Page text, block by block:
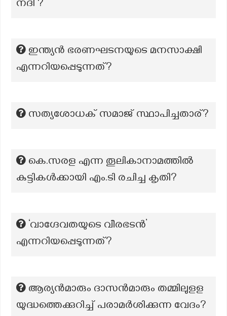
നദി ?
ഇന്ത്യൻ ഭരണഘടനയുടെ മനസാക്ഷി
എന്നറിയപ്പെടുന്നത്?
സത്യശോധക് സമാജ് സ്ഥാപിച്ചതാര്?
കെ.സരള എന്ന തൂലികാനാമത്തില്‍
കുട്ടികള്‍ക്കായി എം.ടി രചിച്ച കൃതി?
‘വാഗ്ദേവതയുടെ വീരഭടൻ’
എന്നറിയപ്പെടുന്നത്?
ആര്യൻമാരും ദാസൻമാരും തമ്മിലുളള
യുദ്ധത്തെക്കുറിച്ച് പരാമർശിക്കുന്ന വേദം?